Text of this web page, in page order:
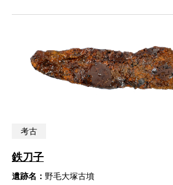
考古
鉄刀子
遺跡名： 野毛大塚古墳